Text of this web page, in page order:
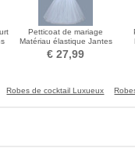
Petticoat de mariage
Matériau élastique Jantes
simples Robe pleine
€ 27,99
Robes de cocktail Luxueux